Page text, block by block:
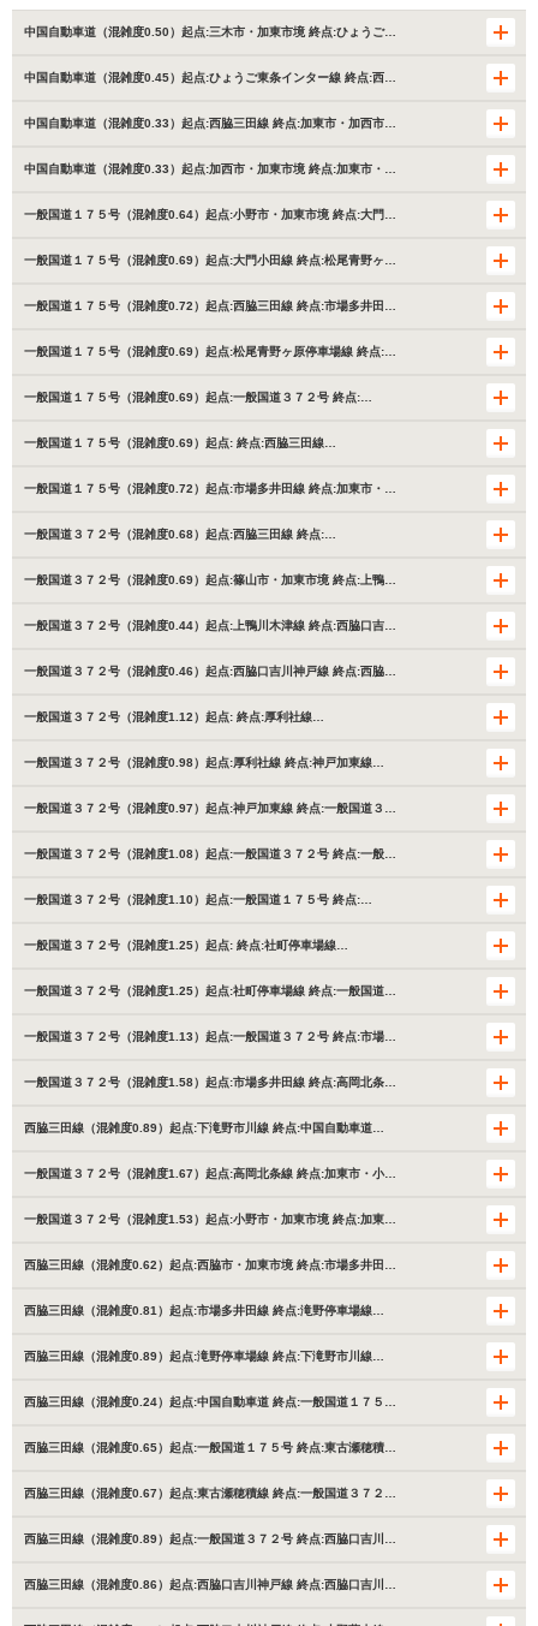
中国自動車道（混雑度0.50）起点:三木市・加東市境 終点:ひょうご…
中国自動車道（混雑度0.45）起点:ひょうご東条インター線 終点:西…
中国自動車道（混雑度0.33）起点:西脇三田線 終点:加東市・加西市…
中国自動車道（混雑度0.33）起点:加西市・加東市境 終点:加東市・…
一般国道１７５号（混雑度0.64）起点:小野市・加東市境 終点:大門…
一般国道１７５号（混雑度0.69）起点:大門小田線 終点:松尾青野ヶ…
一般国道１７５号（混雑度0.72）起点:西脇三田線 終点:市場多井田…
一般国道１７５号（混雑度0.69）起点:松尾青野ヶ原停車場線 終点:…
一般国道１７５号（混雑度0.69）起点:一般国道３７２号 終点:…
一般国道１７５号（混雑度0.69）起点: 終点:西脇三田線…
一般国道１７５号（混雑度0.72）起点:市場多井田線 終点:加東市・…
一般国道３７２号（混雑度0.68）起点:西脇三田線 終点:…
一般国道３７２号（混雑度0.69）起点:篠山市・加東市境 終点:上鴨…
一般国道３７２号（混雑度0.44）起点:上鴨川木津線 終点:西脇口吉…
一般国道３７２号（混雑度0.46）起点:西脇口吉川神戸線 終点:西脇…
一般国道３７２号（混雑度1.12）起点: 終点:厚利社線…
一般国道３７２号（混雑度0.98）起点:厚利社線 終点:神戸加東線…
一般国道３７２号（混雑度0.97）起点:神戸加東線 終点:一般国道３…
一般国道３７２号（混雑度1.08）起点:一般国道３７２号 終点:一般…
一般国道３７２号（混雑度1.10）起点:一般国道１７５号 終点:…
一般国道３７２号（混雑度1.25）起点: 終点:社町停車場線…
一般国道３７２号（混雑度1.25）起点:社町停車場線 終点:一般国道…
一般国道３７２号（混雑度1.13）起点:一般国道３７２号 終点:市場…
一般国道３７２号（混雑度1.58）起点:市場多井田線 終点:高岡北条…
西脇三田線（混雑度0.89）起点:下滝野市川線 終点:中国自動車道…
一般国道３７２号（混雑度1.67）起点:高岡北条線 終点:加東市・小…
一般国道３７２号（混雑度1.53）起点:小野市・加東市境 終点:加東…
西脇三田線（混雑度0.62）起点:西脇市・加東市境 終点:市場多井田…
西脇三田線（混雑度0.81）起点:市場多井田線 終点:滝野停車場線…
西脇三田線（混雑度0.89）起点:滝野停車場線 終点:下滝野市川線…
西脇三田線（混雑度0.24）起点:中国自動車道 終点:一般国道１７５…
西脇三田線（混雑度0.65）起点:一般国道１７５号 終点:東古瀬穂積…
西脇三田線（混雑度0.67）起点:東古瀬穂積線 終点:一般国道３７２…
西脇三田線（混雑度0.89）起点:一般国道３７２号 終点:西脇口吉川…
西脇三田線（混雑度0.86）起点:西脇口吉川神戸線 終点:西脇口吉川…